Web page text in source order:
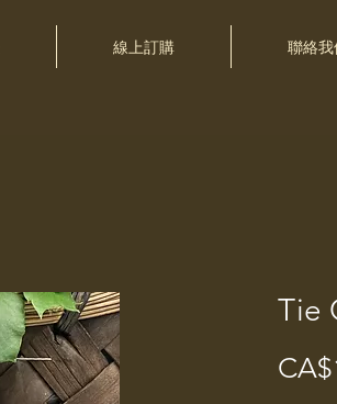
線上訂購 聯絡
Tie